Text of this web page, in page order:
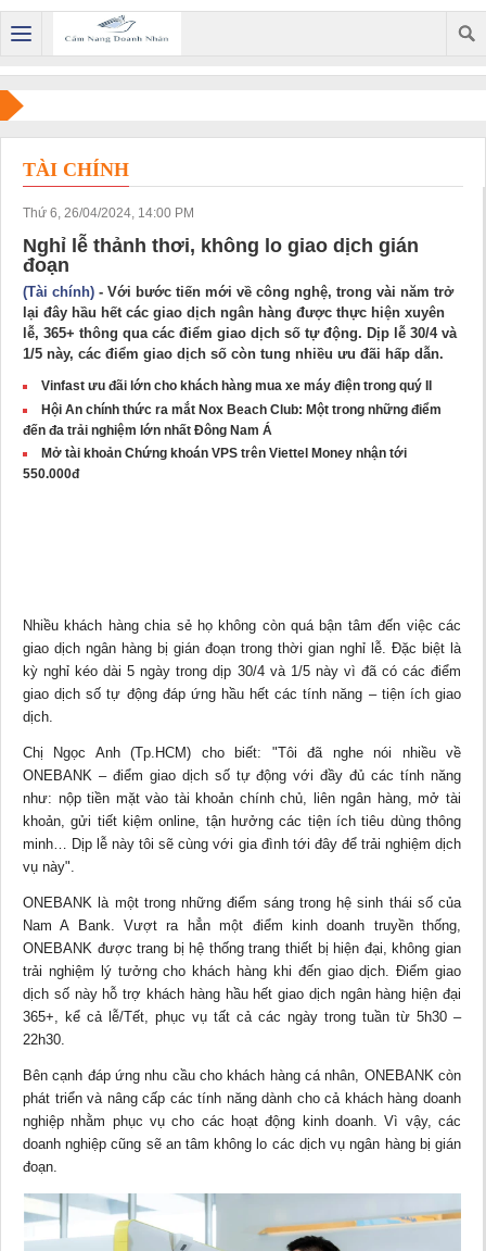
TÀI CHÍNH
Thứ 6, 26/04/2024, 14:00 PM
Nghỉ lễ thảnh thơi, không lo giao dịch gián
đoạn
(Tài chính) - Với bước tiến mới về công nghệ, trong vài năm trở
lại đây hầu hết các giao dịch ngân hàng được thực hiện xuyên
lễ, 365+ thông qua các điểm giao dịch số tự động. Dịp lễ 30/4 và
1/5 này, các điểm giao dịch số còn tung nhiều ưu đãi hấp dẫn.
Vinfast ưu đãi lớn cho khách hàng mua xe máy điện trong quý II
Hội An chính thức ra mắt Nox Beach Club: Một trong những điểm
đến đa trải nghiệm lớn nhất Đông Nam Á
Mở tài khoản Chứng khoán VPS trên Viettel Money nhận tới
550.000đ
Nhiều khách hàngchia sẻhọ không còn quá bận tâm đến việc các
giao dịch ngân hàng bị gián đoạn trong thời gian nghỉ lễ. Đặc biệt là
kỳ nghỉ kéo dài 5 ngày trong dịp 30/4 và 1/5 này vì đã có các điểm
giao dịch số tự động đáp ứng hầu hết các tính năng – tiện ích giao
dịch.
Chị Ngọc Anh (Tp.HCM) cho biết: "Tôi đã nghe nói nhiều về
ONEBANK – điểm giao dịch số tự động với đầy đủ các tính năng
như: nộp tiền mặt vào tài khoản chính chủ, liên ngân hàng, mở tài
khoản, gửi tiết kiệm online, tận hưởng các tiện íchtiêu dùngthông
minh… Dịp lễ này tôi sẽ cùng với gia đình tới đây để trải nghiệm dịch
vụ này".
ONEBANK là một trong những điểm sáng trong hệ sinh thái số của
Nam A Bank. Vượt ra hẳn một điểm kinh doanh truyền thống,
ONEBANK được trang bị hệ thống trang thiết bị hiện đại, không gian
trải nghiệm lý tưởng cho khách hàng khi đến giao dịch. Điểm giao
dịch số này hỗ trợ khách hàng hầu hết giao dịch ngân hàng hiện đại
365+, kể cả lễ/Tết, phục vụ tất cả các ngày trong tuần từ 5h30 –
22h30.
Bên cạnh đáp ứng nhu cầu cho khách hàng cá nhân, ONEBANK còn
phát triển và nâng cấp các tính năng dành cho cả khách hàng doanh
nghiệp nhằm phục vụ cho các hoạt động kinh doanh. Vì vậy, các
doanh nghiệp cũng sẽ an tâm không lo các dịch vụ ngân hàng bị gián
đoạn.